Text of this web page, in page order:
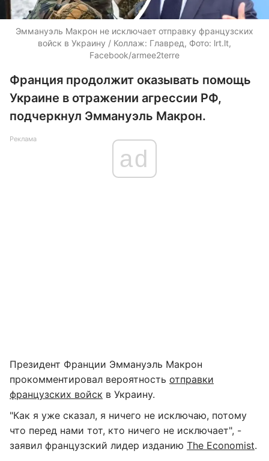
Эммануэль Макрон не исключает отправку французских
войск в Украину / Коллаж: Главред, Фото: lrt.lt,
Facebook/armee2terre
Франция продолжит оказывать помощь
Украине в отражении агрессии РФ,
подчеркнул Эммануэль Макрон.
Реклама
ad
Президент Франции Эммануэль Макрон
прокомментировал вероятность отправки
французских войск в Украину.
"Как я уже сказал, я ничего не исключаю, потому
что перед нами тот, кто ничего не исключает", -
заявил французский лидер изданию The Economist.